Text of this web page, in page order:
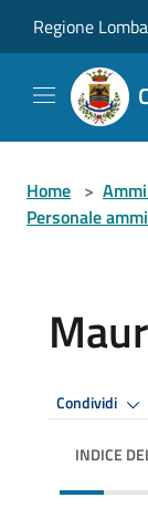
Regione
Home >
Personale
Condividi
INDICE